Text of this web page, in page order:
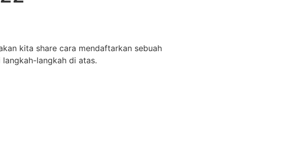
kita share cara mendaftarkan sebuah
langkah di atas.